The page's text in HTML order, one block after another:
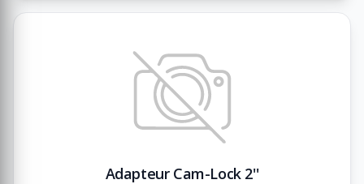
Adapteur Cam-Lock 2''